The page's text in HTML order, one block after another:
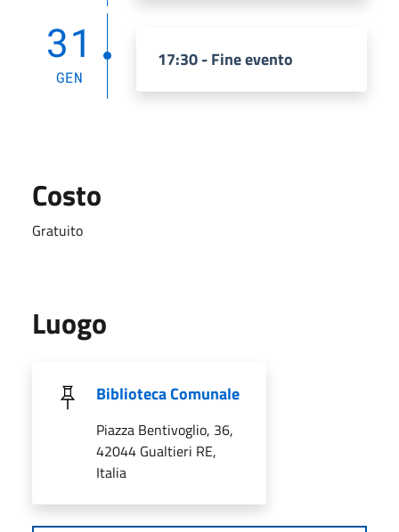
31
GEN
17:30 - Fine evento
Costo
Gratuito
Luogo
Biblioteca Comunale
Piazza Bentivoglio, 36,
42044 Gualtieri RE,
Italia